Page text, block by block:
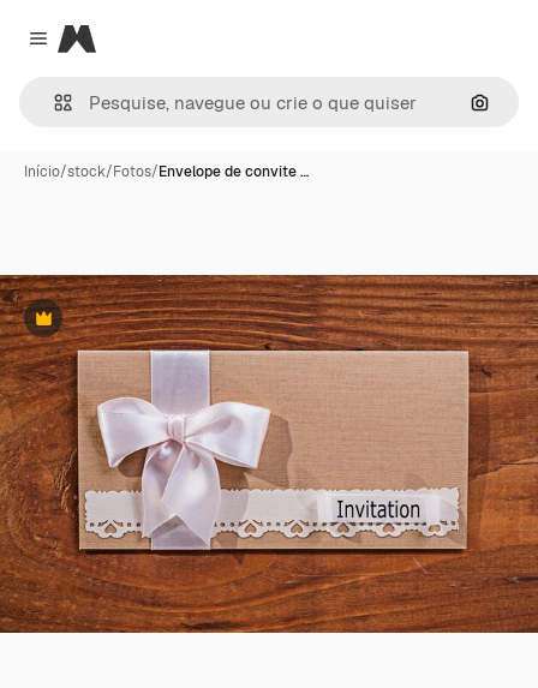
Close menu
Magnific
Início/stock/Fotos/Envelope de convite …
Premium